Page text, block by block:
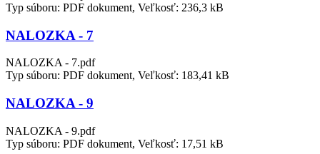
Typ súboru: PDF dokument, Veľkosť: 236,3 kB
NALOZKA - 7
NALOZKA - 7.pdf
Typ súboru: PDF dokument, Veľkosť: 183,41 kB
NALOZKA - 9
NALOZKA - 9.pdf
Typ súboru: PDF dokument, Veľkosť: 17,51 kB